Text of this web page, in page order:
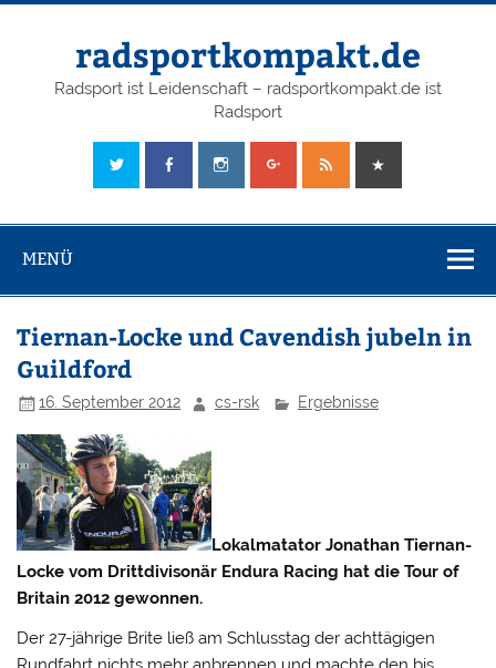
radsportkompakt.de
Radsport ist Leidenschaft – radsportkompakt.de ist
Radsport
MENÜ
Tiernan-Locke und Cavendish jubeln in
Guildford
16. September 2012 cs-rsk Ergebnisse
Lokalmatator Jonathan Tiernan-
Locke vom Drittdivisonär Endura Racing hat die Tour of
Britain 2012 gewonnen.
Der 27-jährige Brite ließ am Schlusstag der achttägigen